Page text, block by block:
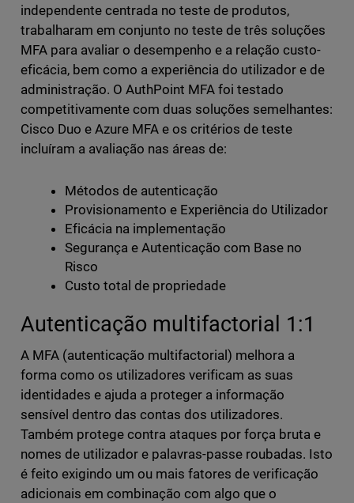
independente centrada no teste de produtos,
trabalharam em conjunto no teste de três soluções
MFA para avaliar o desempenho e a relação custo-
eficácia, bem como a experiência do utilizador e de
administração. O AuthPoint MFA foi testado
competitivamente com duas soluções semelhantes:
Cisco Duo e Azure MFA e os critérios de teste
incluíram a avaliação nas áreas de:
Métodos de autenticação
Provisionamento e Experiência do Utilizador
Eficácia na implementação
Segurança e Autenticação com Base no
Risco
Custo total de propriedade
Autenticação multifactorial 1:1
A MFA (autenticação multifactorial) melhora a
forma como os utilizadores verificam as suas
identidades e ajuda a proteger a informação
sensível dentro das contas dos utilizadores.
Também protege contra ataques por força bruta e
nomes de utilizador e palavras-passe roubadas. Isto
é feito exigindo um ou mais fatores de verificação
adicionais em combinação com algo que o